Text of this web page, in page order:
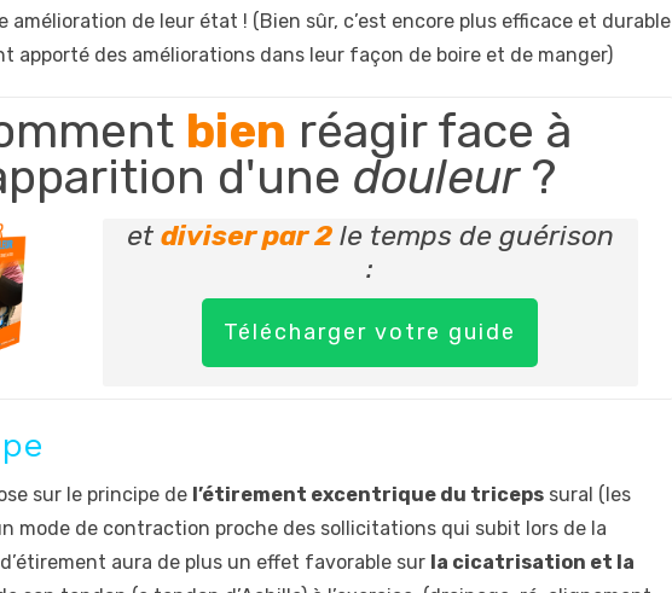
amélioration de leur état ! (Bien sûr, c’est encore plus efficace et durable
apporté des améliorations dans leur façon de boire et de manger)
bien réagir face à
d'une douleur?
et diviser par 2le temps de guérison
:
Télécharger votre guide
sur le principe de l’étirement excentrique du triceps sural (les
mode de contraction proche des sollicitations qui subit lors de la
aura de plus un effet favorable sur la cicatrisation et la